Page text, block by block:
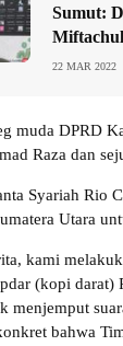
Sumut:
22 MAR 2022
muda DPRD
Raza dan
Syariah Rio
Utara
kami
(kopi darat)
menjemput
bahwa